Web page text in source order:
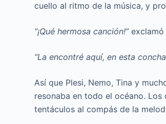
cuello al ritmo de la música, y
“¡Qué hermosa canción!”exclamó
“La encontré aquí, en esta
Así que Plesi, Nemo, Tina y
resonaba en todo el océano.
tentáculos al compás de la